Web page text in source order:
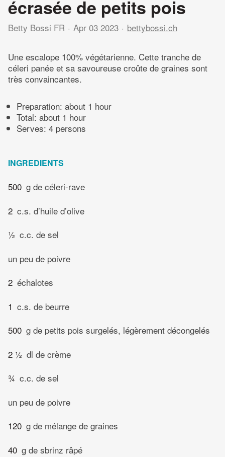
écrasée de petits pois
Betty Bossi FR Apr 03 2023 bettybossi.ch
Une escalope 100% végétarienne. Cette tranche de
céleri panée et sa savoureuse croûte de graines sont
très convaincantes.
Preparation: about 1 hour
Total: about 1 hour
Serves: 4 persons
INGREDIENTS
500 g de céleri-rave
2 c.s. d’huile d’olive
½ c.c. de sel
un peu de poivre
2 échalotes
1 c.s. de beurre
500 g de petits pois surgelés, légèrement décongelés
2 ½ dl de crème
¾ c.c. de sel
un peu de poivre
120 g de mélange de graines
40 g de sbrinz râpé